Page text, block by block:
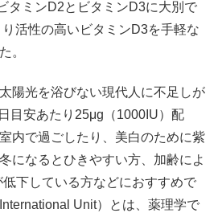
タミンD2とビタミンD3に大別で
活性の高いビタミンD3を手軽な
。
陽光を浴びない現代人に不足しが
目安あたり25μg（1000IU）配
内で過ごしたり、美白のために紫
になるとひきやすい方、加齢によ
下している方などにおすすめで
Unit）とは、薬理学で